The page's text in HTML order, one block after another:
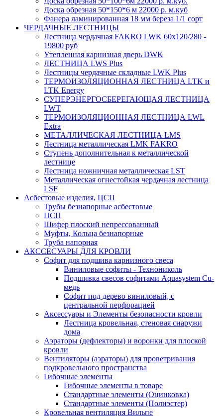
Доска обрезная 50*150*6 м 22000 р. м.куб
Фанера ламинированная 18 мм береза 1/1 сорт
ЧЕРДАЧНЫЕ ЛЕСТНИЦЫ
Лестница чердачная FAKRO LWK 60х120/280 -
19800 руб
Утепленная карнизная дверь DWK
ЛЕСТНИЦА LWS Plus
Лестницы чердачные складные LWK Plus
ТЕРМОИЗОЛЯЦИОННАЯ ЛЕСТНИЦА LTK и
LTK Energy
СУПЕРЭНЕРГОСБЕРЕГАЮЩАЯ ЛЕСТНИЦА
LWT
ТЕРМОИЗОЛЯЦИОННАЯ ЛЕСТНИЦА LWL
Extra
МЕТАЛЛИЧЕСКАЯ ЛЕСТНИЦА LMS
Лестница металлическая LMK FAKRO
Ступень дополнительная к металлической
лестнице
Лестница ножничная металлическая LST
Металлическая огнестойкая чердачная лестница
LSF
Асбестовые изделия, ЦСП
Трубы безнапорные асбестовые
ЦСП
Шифер плоский непрессованный
Муфты, Кольца безнапорные
Труба напорная
АКССЕСУАРЫ ДЛЯ КРОВЛИ
Софит для подшива карнизного свеса
Виниловые софиты - Технониколь
Подшивка свесов софитами Aquasystem Cu-
медь
Софит под дерево виниловый, с
центральной перфорацией
Аксессуары и Элементы безопасности кровли
Лестница кровельная, стеновая снаружи
дома
Аэраторы (дефлекторы) и воронки для плоской
кровли
Вентиляторы (аэраторы) для проветривания
подкровельного пространства
Гибочные элементы
Гибочные элементы в товаре
Стандартные элементы (Оцинковка)
Стандартные элементы (Полиэстер)
Кровельная вентиляция Вильпе